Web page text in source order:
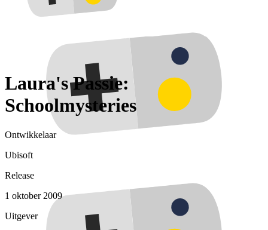
Laura's Passie:
Schoolmysteries
Ontwikkelaar
Ubisoft
Release
1 oktober 2009
Uitgever